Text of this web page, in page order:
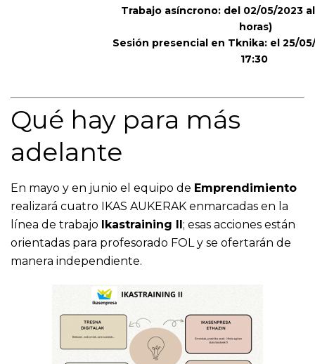
Trabajo asíncrono: del 02/05/2023
horas)
Sesión presencial en Tknika: el 25/
17:30
Qué hay para más
adelante
En mayo y en junio el equipo de Emprendimiento
realizará cuatro IKAS AUKERAK enmarcadas en la
línea de trabajo
Ikastraining II ; esas acciones están
orientadas para profesorado FOL y se ofertarán de
manera independiente.​​